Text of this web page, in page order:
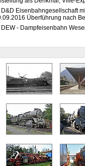
Eisenbahngesellschaft
Überführung nach
- Dampfeisenbahn